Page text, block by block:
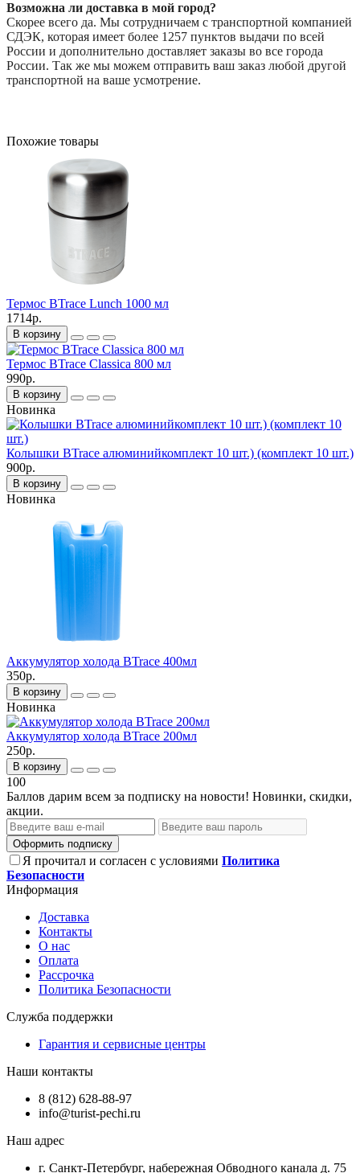
Возможна ли доставка в мой город?
Скорее всего да. Мы сотрудничаем с транспортной компанией
СДЭК, которая имеет более 1257 пунктов выдачи по всей
России и дополнительно доставляет заказы во все города
России. Так же мы можем отправить ваш заказ любой другой
транспортной на ваше усмотрение.
Похожие товары
Термос BTrace Lunch 1000 мл
1714р.
В корзину
Термос BTrace Classica 800 мл
990р.
В корзину
Новинка
Колышки BTrace алюминийкомплект 10 шт.) (комплект 10 шт.)
900р.
В корзину
Новинка
Аккумулятор холода BTrace 400мл
350р.
В корзину
Новинка
Аккумулятор холода BTrace 200мл
250р.
В корзину
100
Баллов дарим всем за подписку на новости! Новинки, скидки,
акции.
Оформить подписку
Я прочитал и согласен с условиями Политика
Безопасности
Информация
Доставка
Контакты
О нас
Оплата
Рассрочка
Политика Безопасности
Служба поддержки
Гарантия и сервисные центры
Наши контакты
8 (812) 628-88-97
info@turist-pechi.ru
Наш адрес
г. Санкт-Петербург, набережная Обводного канала д. 75